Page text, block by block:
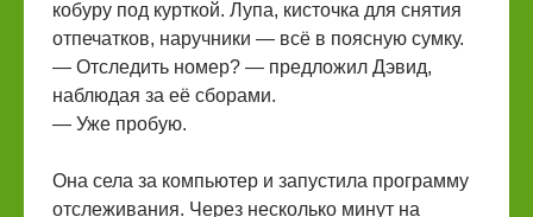
кобуру под курткой. Лупа, кисточка для снятия
отпечатков, наручники — всё в поясную сумку.
— Отследить номер? — предложил Дэвид,
наблюдая за её сборами.
— Уже пробую.
Она села за компьютер и запустила программу
отслеживания. Через несколько минут на